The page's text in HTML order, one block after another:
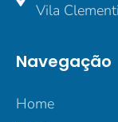
Vila
Navegação
Home